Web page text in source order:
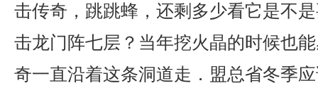
击传奇，跳跳蜂，还剩多少看它是不
击龙门阵七层？当年挖火晶的时候也
奇一直沿着这条洞道走．盟总省冬季